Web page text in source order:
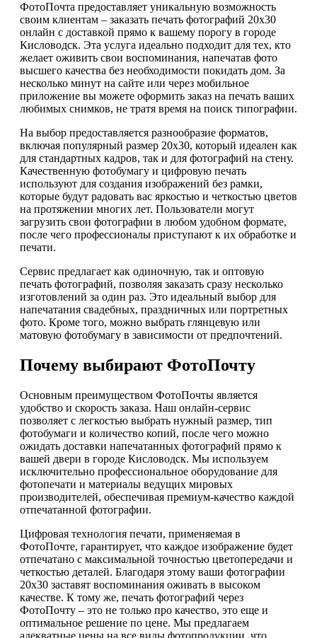
ФотоПочта предоставляет уникальную возможность
своим клиентам – заказать печать фотографий 20х30
онлайн с доставкой прямо к вашему порогу в городе
Кисловодск. Эта услуга идеально подходит для тех, кто
желает оживить свои воспоминания, напечатав фото
высшего качества без необходимости покидать дом. За
несколько минут на сайте или через мобильное
приложение вы можете оформить заказ на печать ваших
любимых снимков, не тратя время на поиск типографии.
На выбор предоставляется разнообразие форматов,
включая популярный размер 20х30, который идеален как
для стандартных кадров, так и для фотографий на стену.
Качественную фотобумагу и цифровую печать
используют для создания изображений без рамки,
которые будут радовать вас яркостью и четкостью цветов
на протяжении многих лет. Пользователи могут
загрузить свои фотографии в любом удобном формате,
после чего профессионалы приступают к их обработке и
печати.
Сервис предлагает как одиночную, так и оптовую
печать фотографий, позволяя заказать сразу несколько
изготовлений за один раз. Это идеальный выбор для
напечатания свадебных, праздничных или портретных
фото. Кроме того, можно выбрать глянцевую или
матовую фотобумагу в зависимости от предпочтений.
Почему выбирают ФотоПочту
Основным преимуществом ФотоПочты является
удобство и скорость заказа. Наш онлайн-сервис
позволяет с легкостью выбрать нужный размер, тип
фотобумаги и количество копий, после чего можно
ожидать доставки напечатанных фотографий прямо к
вашей двери в городе Кисловодск. Мы используем
исключительно профессиональное оборудование для
фотопечати и материалы ведущих мировых
производителей, обеспечивая премиум-качество каждой
отпечатанной фотографии.
Цифровая технология печати, применяемая в
ФотоПочте, гарантирует, что каждое изображение будет
отпечатано с максимальной точностью цветопередачи и
четкостью деталей. Благодаря этому ваши фотографии
20х30 заставят воспоминания оживать в высоком
качестве. К тому же, печать фотографий через
ФотоПочту – это не только про качество, это еще и
оптимальное решение по цене. Мы предлагаем